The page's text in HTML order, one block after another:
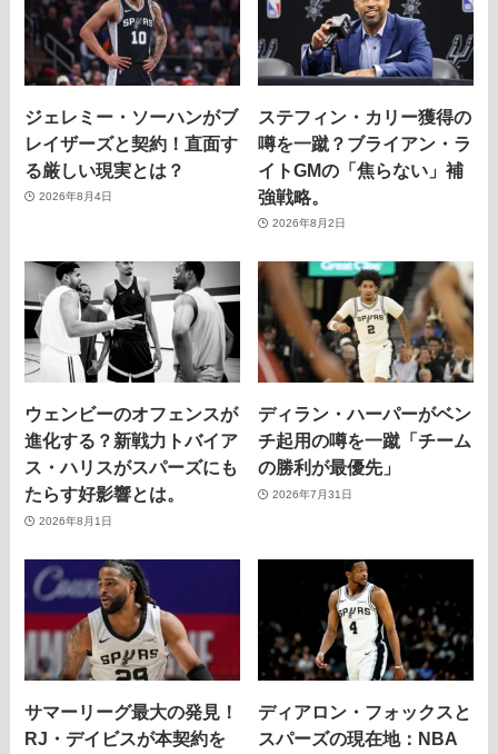
ジェレミー・ソーハンがブ
レイザーズと契約！直面す
る厳しい現実とは？
2026年8月4日
ステフィン・カリー獲得の
噂を一蹴？ブライアン・ラ
イトGMの「焦らない」補
強戦略。
2026年8月2日
ウェンビーのオフェンスが
進化する？新戦力トバイア
ス・ハリスがスパーズにも
たらす好影響とは。
2026年8月1日
ディラン・ハーパーがベン
チ起用の噂を一蹴「チーム
の勝利が最優先」
2026年7月31日
サマーリーグ最大の発見！
RJ・デイビスが本契約を
ディアロン・フォックスと
スパーズの現在地：NBA